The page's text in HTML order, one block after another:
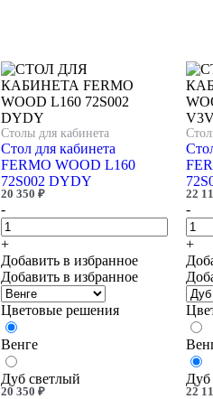
Столы для кабинета
Стол для кабинета
FERMO WOOD L160
72S002 DYDY
20 350 ₽
-
+
Добавить в избранное
Добавить в избранное
Цветовые решения
Венге
Дуб светлый
20 350 ₽
22
-
+
Дуб
22